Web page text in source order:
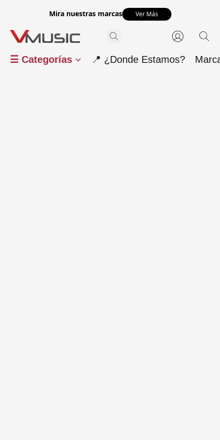
Mira nuestras marcas Ver Más
☰ Categorías 📍 ¿Donde Estamos?